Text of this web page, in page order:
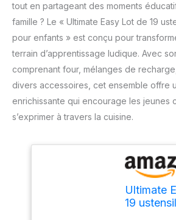
tout en partageant des moments
famille ? Le « Ultimate Easy Lot de 19
pour enfants » est conçu pour
terrain d’apprentissage ludique. Avec
comprenant four, mélanges de
divers accessoires, cet ensemble offre
enrichissante qui encourage les jeunes
s’exprimer à travers la cuisine.
Ultimate
19